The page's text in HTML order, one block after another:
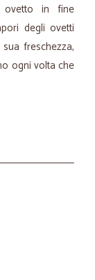
ovetto in fine
degli ovetti
freschezza,
ogni volta che